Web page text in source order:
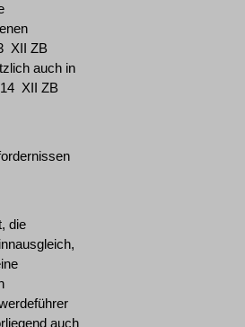
XII ZB
auch in
XII ZB
die
auch